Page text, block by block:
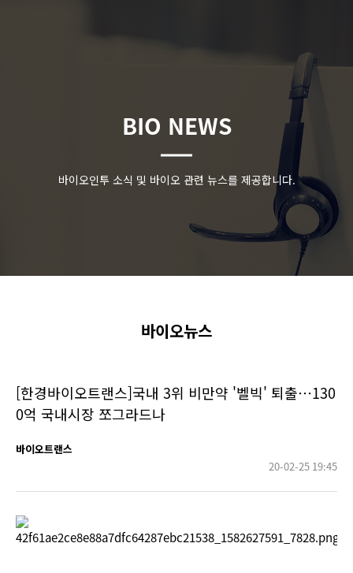
BIO NEWS
바이오인투 소식 및 바이오 관련 뉴스를 제공합니다.
바이오뉴스
[한경바이오트랜스]국내 3위 비만약 '벨빅' 퇴출…130
0억 국내시장 쪼그라드나
바이오트랜스
20-02-25 19:45